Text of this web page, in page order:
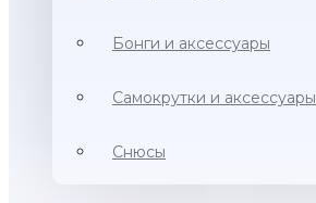
Бонги и аксессуары
Самокрутки и аксессуары
Снюсы